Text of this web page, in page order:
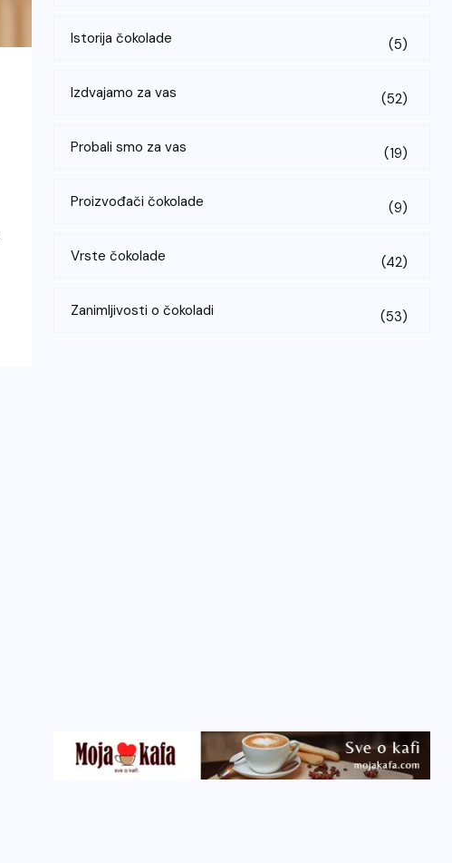
Istorija čokolade (5)
Izdvajamo za vas (52)
Probali smo za vas (19)
Proizvođači čokolade (9)
Vrste čokolade (42)
Zanimljivosti o čokoladi (53)